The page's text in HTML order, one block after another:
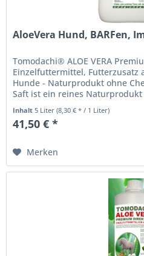
AloeVera Hund, BARFen,
Tomodachi® ALOE VERA
Einzelfuttermittel, Futterzusatz
Hunde - Naturprodukt ohne
Saft ist ein reines
frischer...
Inhalt 5 Liter(8,30 € * / 1 Liter)
41,50 € *
Merken